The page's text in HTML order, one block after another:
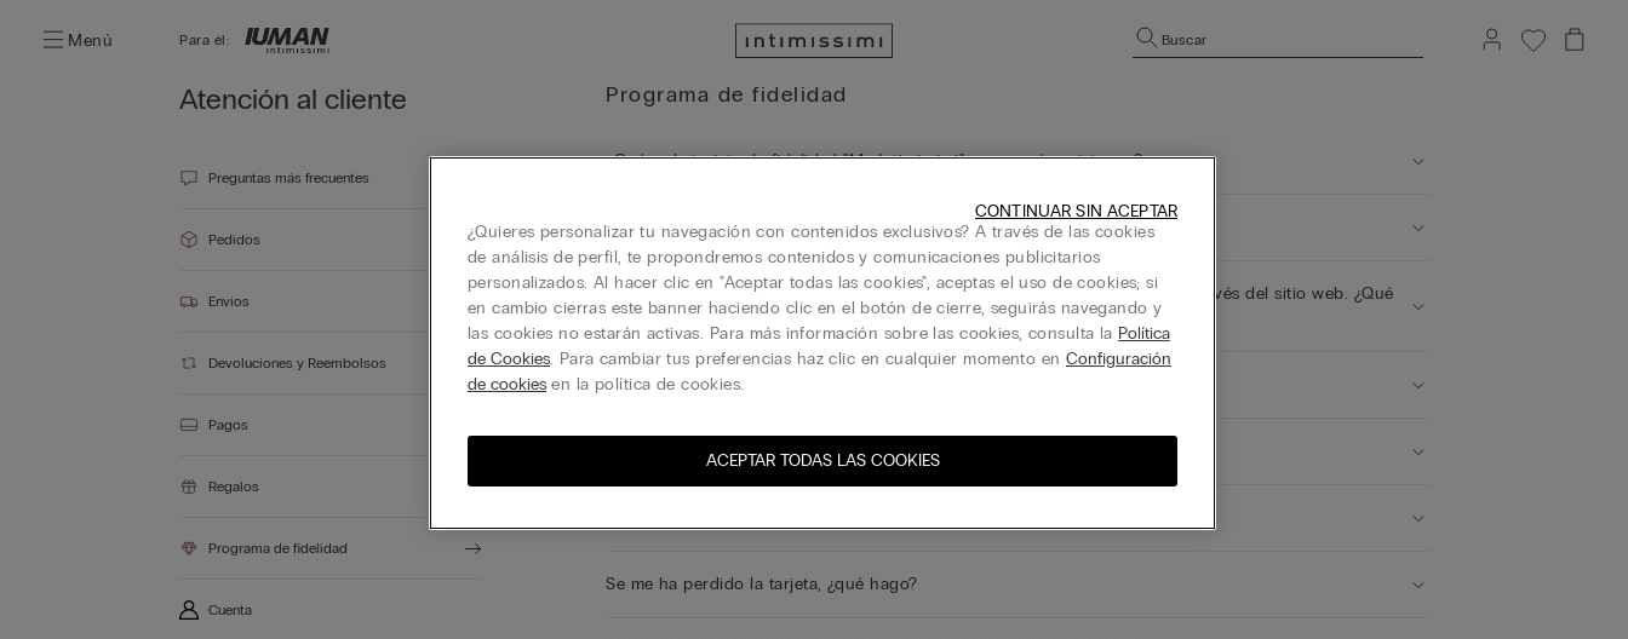
Menú Para él: Buscar
Atención al cliente
Preguntas más frecuentes
Pedidos
Envíos
Devoluciones y Reembolsos
Pagos
Regalos
Programa de fidelidad
Cuenta
Programa de fidelidad
¿Qué es la tarjeta de fidelidad "My Intimissimi" y por qué registrarse?
¿Cómo puedo suscribirme al programa «My Intimissimi»?
No puedo completar el registro de la tarjeta de fidelidad "My Intimissimi" a través del sitio web. ¿Qué
debo hacer?
¿Cuándo se mostrarán los puntos acumulados en mi tarjeta "My Intimissimi"?
Si compro con una tarjeta de regalo, ¿se acreditarán mis puntos?
Se me ha perdido la tarjeta, ¿qué hago?
¿Quieres personalizar tu navegación con contenidos exclusivos? A través de las cookies
de análisis de perfil, te propondremos contenidos y comunicaciones publicitarios
personalizados. Al hacer clic en "Aceptar todas las cookies", aceptas el uso de cookies; si
en cambio cierras este banner haciendo clic en el botón de cierre, seguirás navegando y
las cookies no estarán activas. Para más información sobre las cookies, consulta la Política
de Cookies. Para cambiar tus preferencias haz clic en cualquier momento en Configuración
de cookies en la política de cookies.
ACEPTAR TODAS LAS COOKIES
CONTINUAR SIN ACEPTAR